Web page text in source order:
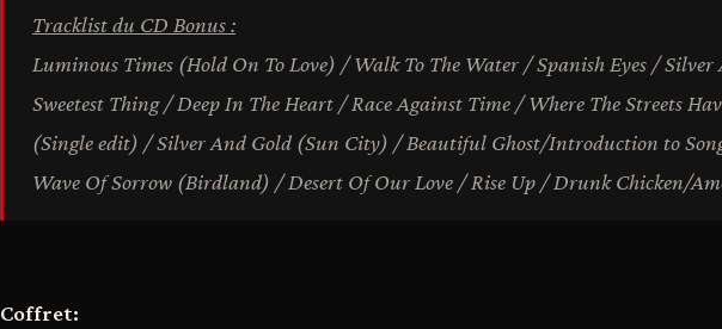
Tracklist du CD Bonus :
Luminous Times (Hold On To Love) / Walk To The Water / Spanish Eyes /
Sweetest Thing / Deep In The Heart / Race Against Time / Where The Streets
(Single edit) / Silver And Gold (Sun City) / Beautiful Ghost/Introduction to
Wave Of Sorrow (Birdland) / Desert Of Our Love / Rise Up / Drunk Chicken/
Coffret: